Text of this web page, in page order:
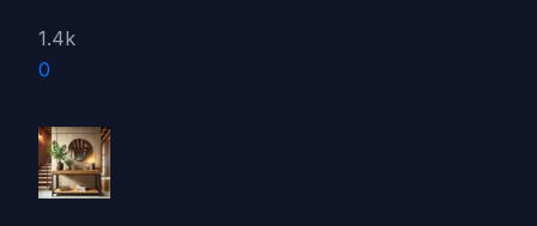
1.4k
0